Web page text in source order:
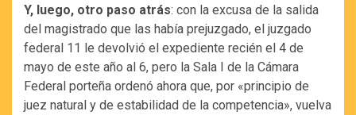
Y, luego, otro paso atrás: con la excusa de la salida
del magistrado que las había prejuzgado, el juzgado
federal 11 le devolvió el expediente recién el 4 de
mayo de este año al 6, pero la Sala I de la Cámara
Federal porteña ordenó ahora que, por «principio de
juez natural y de estabilidad de la competencia», vuelva